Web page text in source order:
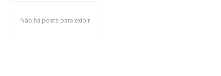
Não há posts para exibir